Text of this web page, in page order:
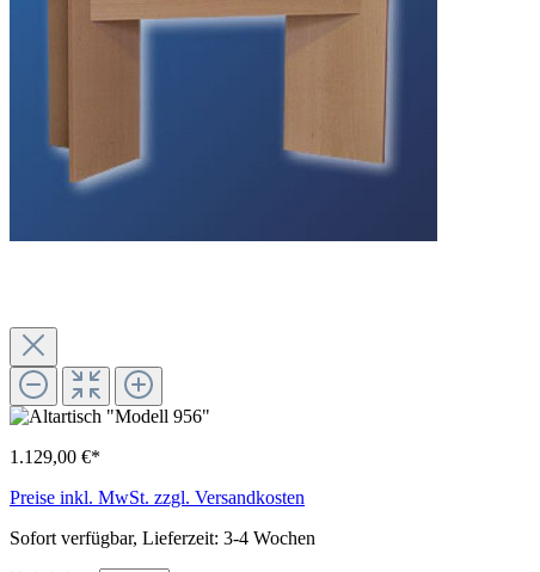
1.129,00 €*
Preise inkl. MwSt. zzgl. Versandkosten
Sofort verfügbar, Lieferzeit: 3-4 Wochen